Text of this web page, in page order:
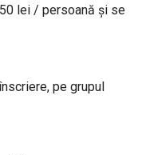
lei / persoană și se
pe grupul